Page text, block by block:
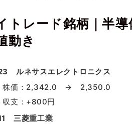
トレード銘柄｜半
動き
ルネサスエレクトロニクス
株価：2,342.0 → 2,350.0
収支：+800円
三菱重工業